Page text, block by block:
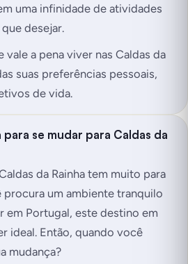
uma infinidade de atividades
desejar.
vale a pena viver nas Caldas da
suas preferências pessoais,
de vida.
se mudar para Caldas da
da Rainha tem muito para
procura um ambiente tranquilo
em Portugal, este destino em
ideal. Então, quando você
mudança?